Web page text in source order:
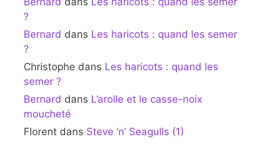
?
Bernard dans Les haricots : quand les semer
?
Christophe dans Les haricots : quand les
semer ?
Bernard dans L’arolle et le casse-noix
moucheté
Florent dans Steve ‘n’ Seagulls (1)